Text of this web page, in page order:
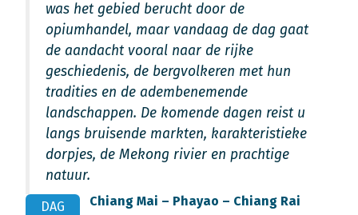
was het gebied berucht door de
opiumhandel, maar vandaag de dag gaat
de aandacht vooral naar de rijke
geschiedenis, de bergvolkeren met hun
tradities en de adembenemende
landschappen. De komende dagen reist u
langs bruisende markten, karakteristieke
dorpjes, de Mekong rivier en prachtige
natuur.
DAG
Chiang Mai – Phayao – Chiang Rai